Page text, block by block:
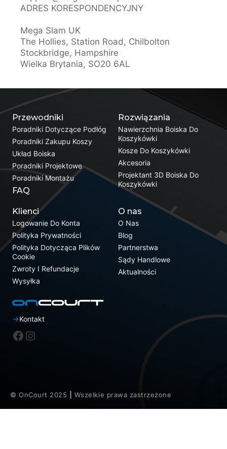
ADRES KORESPONDENCYJNY
Mega Slam UK
The Hollies, Station Road, Chilbolton
Stockbridge, Hampshire
Wielka Brytania, SO20 6AL
Rozwiązania
Nawierzchnia Boiska Do
Koszykówki
Kosze Do Koszykówki
Akcesoria
Projektant 3D Boiska Do
Koszykówki
Przewodniki
Poradniki Dotyczące Podłóg
Poradniki Zakupu Koszy
Układ Boiska
Poradniki Projektowe
Poradniki Montażu
FAQ
Klienci
Logowanie Do Konta
Polityka Prywatności
Polityka Dotycząca Plików
Cookie
Zwroty I Refundacje
Wysyłka
O nas
O Nas
Blog
Partnerstwa
Sądy Handlowe
Aktualności
Kontakt
Facebook
Instagram
© OnCourt 2025 Wszelkie prawa zastrzeżone